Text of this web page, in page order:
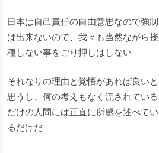
日本は自己責任の自由意思なので強制
は出来ないので、我々も当然ながら接
種しない事をごり押しはしない
それなりの理由と覚悟があれば良いと
思うし、何の考えもなく流されている
だけの人間には正直に所感を述べてい
るだけだ